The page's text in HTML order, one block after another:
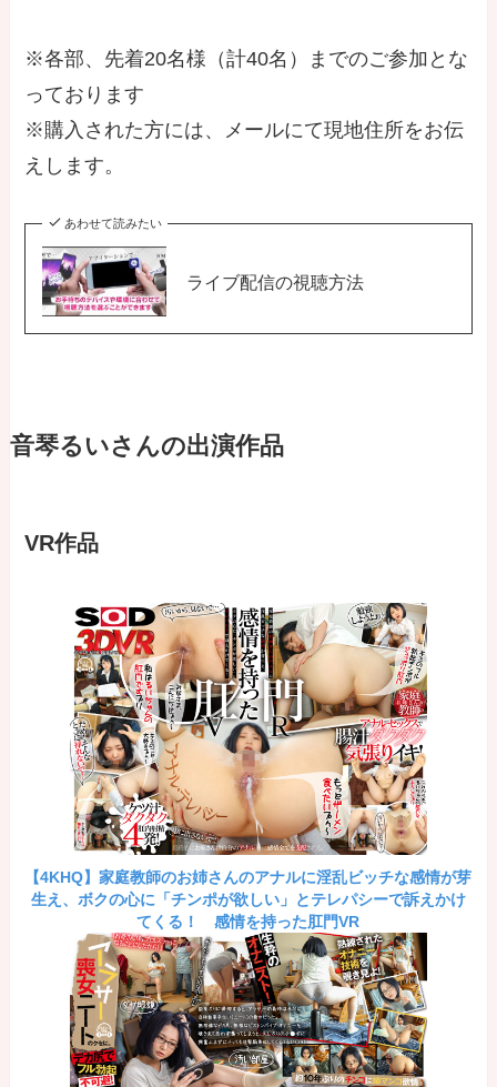
※各部、先着20名様（計40名）までのご参加とな
っております
※購入された方には、メールにて現地住所をお伝
えします。
あわせて読みたい
ライブ配信の視聴方法
音琴るいさんの出演作品
VR作品
【4KHQ】家庭教師のお姉さんのアナルに淫乱ビッチな感情が芽
生え、ボクの心に「チンポが欲しい」とテレパシーで訴えかけ
てくる！ 感情を持った肛門VR